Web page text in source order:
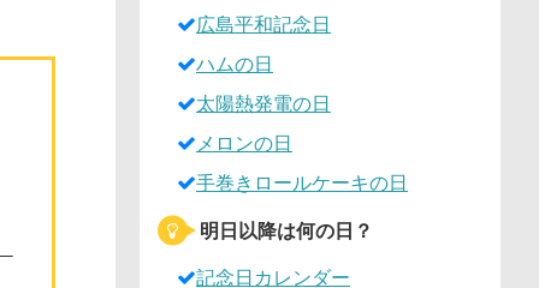
広島平和記念日
ハムの日
太陽熱発電の日
メロンの日
手巻きロールケーキの日
明日以降は何の日？
記念日カレンダー